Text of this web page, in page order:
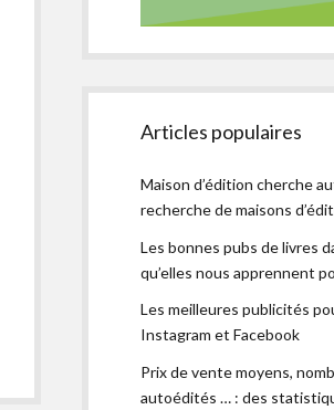
Articles populaires
Maison d’édition cherche
recherche de maisons
Les bonnes pubs de livres
qu’elles nous apprennent
Les meilleures publicités
Instagram et Facebook
Prix de vente moyens,
autoédités … : des